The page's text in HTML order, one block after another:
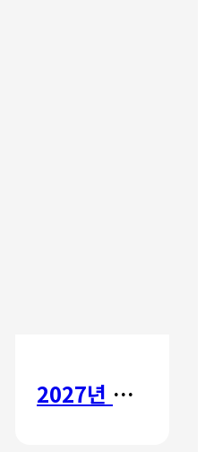
2027년 갈보리 어학원 유치부 신입생 모집